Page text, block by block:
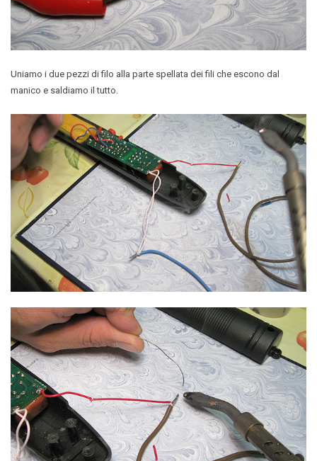
Uniamo i due pezzi di filo alla parte spellata dei fili che escono dal
manico e saldiamo il tutto.